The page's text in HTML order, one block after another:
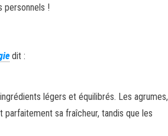
personnels !
dit :
légers et équilibrés. Les agrumes,
sa fraîcheur, tandis que les